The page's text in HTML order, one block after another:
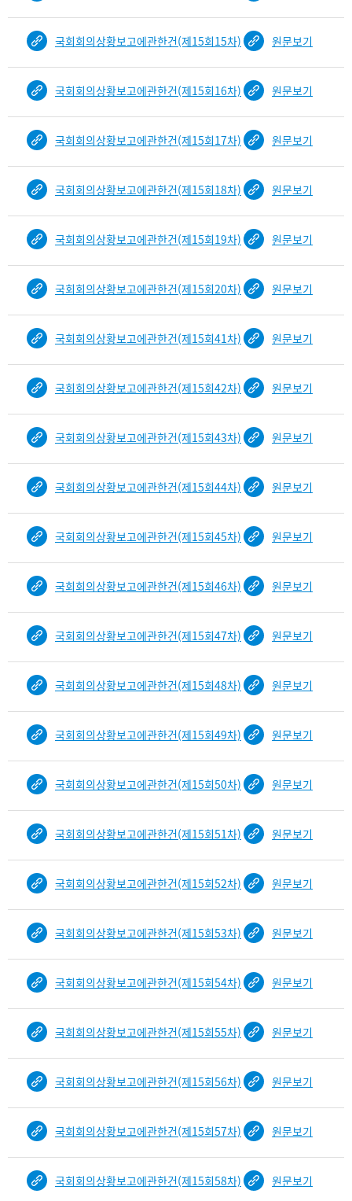
국회회의상황보고에관한건(제15회15차) 원문보기
국회회의상황보고에관한건(제15회16차) 원문보기
국회회의상황보고에관한건(제15회17차) 원문보기
국회회의상황보고에관한건(제15회18차) 원문보기
국회회의상황보고에관한건(제15회19차) 원문보기
국회회의상황보고에관한건(제15회20차) 원문보기
국회회의상황보고에관한건(제15회41차) 원문보기
국회회의상황보고에관한건(제15회42차) 원문보기
국회회의상황보고에관한건(제15회43차) 원문보기
국회회의상황보고에관한건(제15회44차) 원문보기
국회회의상황보고에관한건(제15회45차) 원문보기
국회회의상황보고에관한건(제15회46차) 원문보기
국회회의상황보고에관한건(제15회47차) 원문보기
국회회의상황보고에관한건(제15회48차) 원문보기
국회회의상황보고에관한건(제15회49차) 원문보기
국회회의상황보고에관한건(제15회50차) 원문보기
국회회의상황보고에관한건(제15회51차) 원문보기
국회회의상황보고에관한건(제15회52차) 원문보기
국회회의상황보고에관한건(제15회53차) 원문보기
국회회의상황보고에관한건(제15회54차) 원문보기
국회회의상황보고에관한건(제15회55차) 원문보기
국회회의상황보고에관한건(제15회56차) 원문보기
국회회의상황보고에관한건(제15회57차) 원문보기
국회회의상황보고에관한건(제15회58차) 원문보기